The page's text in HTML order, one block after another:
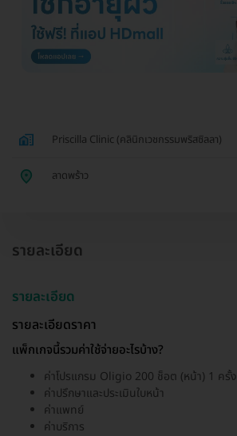
Priscilla Clinic (คลินิกเวชกรรมพริสซิลลา)
ลาดพร้าว
รายละเอียด
รายละเอียด
รายละเอียดราคา
แพ็กเกจนี้รวมค่าใช้จ่ายอะไรบ้าง?
ค่าโปรแกรม Oligio 200 ช็อต (หน้า) 1 ครั้ง
ค่าปรึกษาและประเมินใบหน้า
ค่าแพทย์
ค่าบริการ